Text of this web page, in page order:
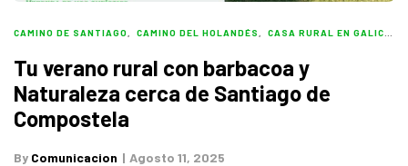
CAMINO DE SANTIAGO CAMINO DEL HOLANDÉS CASA RURAL EN GALICIA
Tu verano rural con barbacoa y
Naturaleza cerca de Santiago de
Compostela
By Comunicacion Agosto 11, 2025